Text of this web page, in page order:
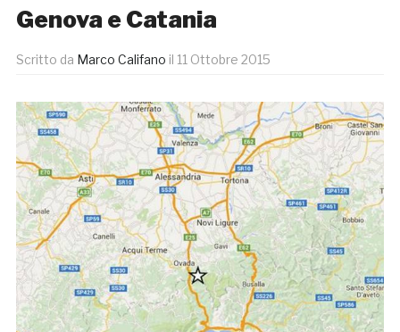
Genova e Catania
Scritto da Marco Califano il 11 Ottobre 2015